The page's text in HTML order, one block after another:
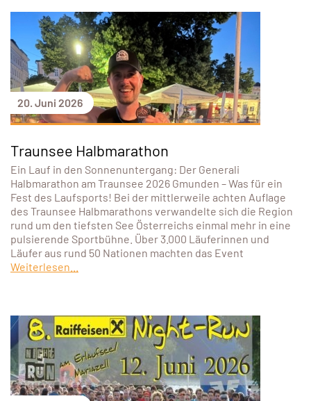
20. Juni 2026
Traunsee Halbmarathon
Ein Lauf in den Sonnenuntergang: Der Generali
Halbmarathon am Traunsee 2026 Gmunden – Was für ein
Fest des Laufsports! Bei der mittlerweile achten Auflage
des Traunsee Halbmarathons verwandelte sich die Region
rund um den tiefsten See Österreichs einmal mehr in eine
pulsierende Sportbühne. Über 3.000 Läuferinnen und
Läufer aus rund 50 Nationen machten das Event
Weiterlesen...